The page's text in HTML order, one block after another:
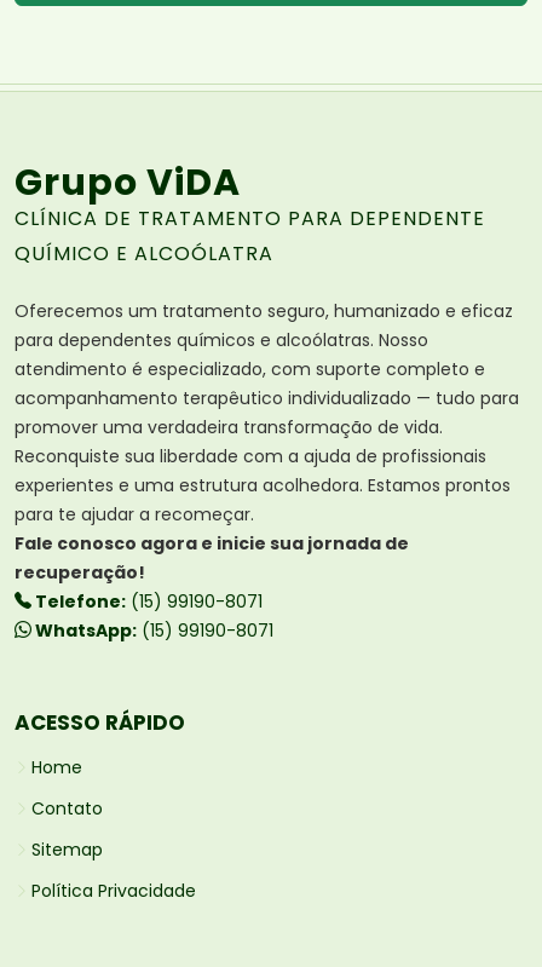
Grupo ViDA
CLÍNICA DE TRATAMENTO PARA DEPENDENTE
QUÍMICO E ALCOÓLATRA
Oferecemos um tratamento seguro, humanizado e eficaz
para dependentes químicos e alcoólatras. Nosso
atendimento é especializado, com suporte completo e
acompanhamento terapêutico individualizado — tudo para
promover uma verdadeira transformação de vida.
Reconquiste sua liberdade com a ajuda de profissionais
experientes e uma estrutura acolhedora. Estamos prontos
para te ajudar a recomeçar.
Fale conosco agora e inicie sua jornada de
recuperação!
Telefone: (15) 99190-8071
WhatsApp: (15) 99190-8071
ACESSO RÁPIDO
Home
Contato
Sitemap
Política Privacidade